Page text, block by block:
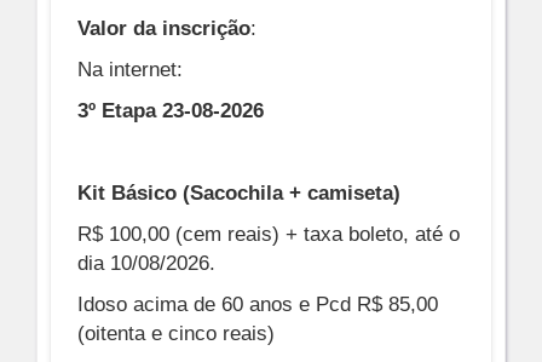
Valor da inscrição:
Na internet:
3º Etapa 23-08-2026
Kit Básico (Sacochila + camiseta)
R$ 100,00 (cem reais) + taxa boleto, até o
dia 10/08/2026.
Idoso acima de 60 anos e Pcd R$ 85,00
(oitenta e cinco reais)